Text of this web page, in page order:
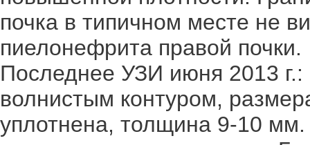
почка в типичном месте не
пиелонефрита правой почки.
Последнее УЗИ июня 2013 г.:
волнистым контуром,
уплотнена, толщина 9-10